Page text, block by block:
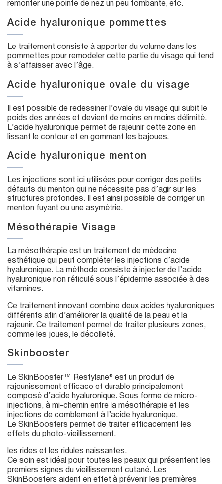
remonter une pointe de nez un peu tombante, etc.
Acide hyaluronique pommettes
Le traitement consiste à apporter du volume dans les
pommettes pour remodeler cette partie du visage qui tend
à s’affaisser avec l’âge.
Acide hyaluronique ovale du visage
Il est possible de redessiner l’ovale du visage qui subit le
poids des années et devient de moins en moins délimité.
L’acide hyaluronique permet de rajeunir cette zone en
lissant le contour et en gommant les bajoues.
Acide hyaluronique menton
Les injections sont ici utilisées pour corriger des petits
défauts du menton qui ne nécessite pas d’agir sur les
structures profondes. Il est ainsi possible de corriger un
menton fuyant ou une asymétrie.
Mésothérapie Visage
La mésothérapie est un traitement de médecine
esthétique qui peut compléter les injections d’acide
hyaluronique. La méthode consiste à injecter de l’acide
hyaluronique non réticulé sous l’épiderme associée à des
vitamines.
Ce traitement innovant combine deux acides hyaluroniques
différents afin d’améliorer la qualité de la peau et la
rajeunir. Ce traitement permet de traiter plusieurs zones,
comme les joues, le décolleté.
Skinbooster
Le SkinBooster™ Restylane® est un produit de
rajeunissement efficace et durable principalement
composé d’acide hyaluronique. Sous forme de micro-
injections, à mi-chemin entre la mésothérapie et les
injections de comblement à l’acide hyaluronique.
Le SkinBoosters permet de traiter efficacement les
effets du photo-vieillissement.
les rides et les ridules naissantes.
Ce soin est idéal pour toutes les peaux qui présentent les
premiers signes du vieillissement cutané. Les
SkinBoosters aident en effet à prévenir les premières